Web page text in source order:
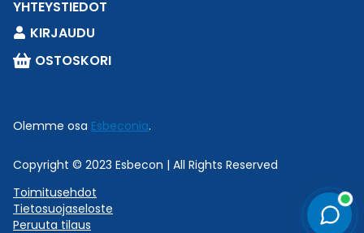
YHTEYSTIEDOT
KIRJAUDU
OSTOSKORI
Olemme osa Esbeconia.
Copyright © 2023 Esbecon | All Rights Reserved
Toimitusehdot
Tietosuojaseloste
Peruuta tilaus
teknisiä tuotetietoja?